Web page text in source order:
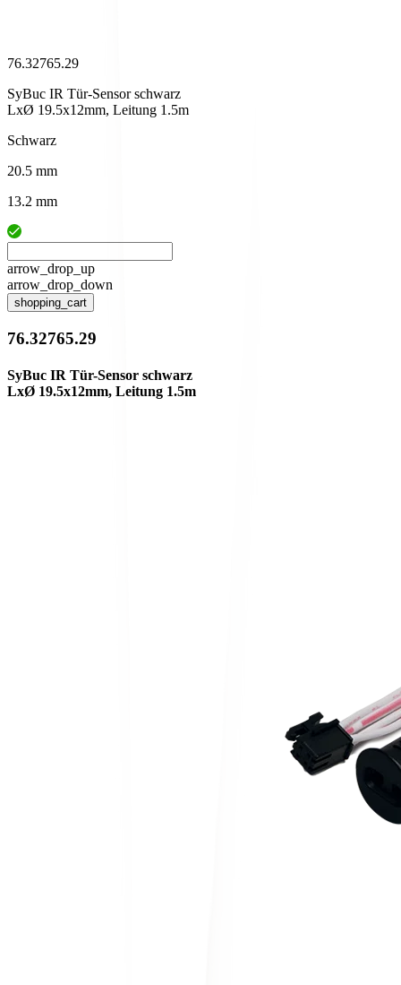
76.32765.29
SyBuc IR Tür-Sensor schwarz
LxØ 19.5x12mm, Leitung 1.5m
Schwarz
20.5 mm
13.2 mm
arrow_drop_up
arrow_drop_down
shopping_cart
76.32765.29
SyBuc IR Tür-Sensor schwarz
LxØ 19.5x12mm, Leitung 1.5m